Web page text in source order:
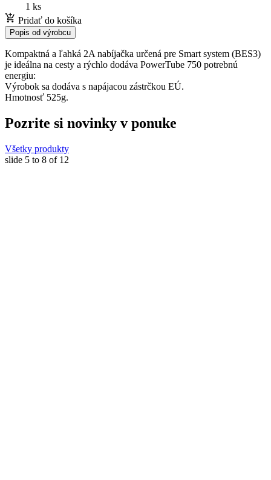
1 ks
Pridať do košíka
Popis od výrobcu
Kompaktná a ľahká 2A nabíjačka určená pre Smart system (BES3)
je ideálna na cesty a rýchlo dodáva PowerTube 750 potrebnú
energiu:
Výrobok sa dodáva s napájacou zástrčkou EÚ.
Hmotnosť 525g.
Pozrite si novinky v ponuke
Všetky produkty
slide 5 to 8 of 12